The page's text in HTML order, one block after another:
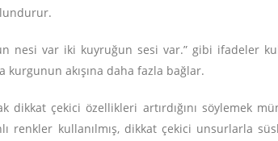
nesi var iki kuyruğun sesi var.” gibi ifadeler
kurgunun akışına daha fazla bağlar.
çekici özellikleri artırdığını söylemek
renkler kullanılmış, dikkat çekici unsurlarla